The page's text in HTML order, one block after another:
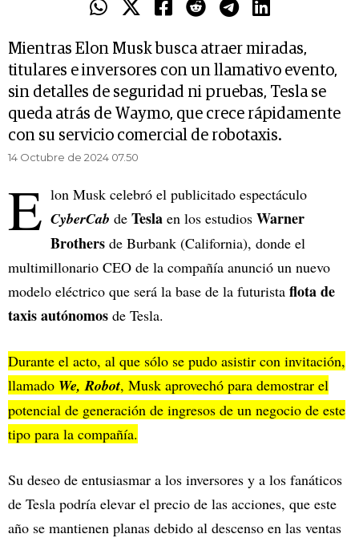
Mientras Elon Musk busca atraer miradas,
titulares e inversores con un llamativo evento,
sin detalles de seguridad ni pruebas, Tesla se
queda atrás de Waymo, que crece rápidamente
con su servicio comercial de robotaxis.
14 Octubre de 2024 07.50
E lon Musk celebró el publicitado espectáculo
CyberCab de Tesla en los estudios Warner
Brothers de Burbank (California), donde el
multimillonario CEO de la compañía anunció un nuevo
modelo eléctrico que será la base de la futurista flota de
taxis autónomos de Tesla.
Durante el acto, al que sólo se pudo asistir con invitación,
llamado We, Robot, Musk aprovechó para demostrar el
potencial de generación de ingresos de un negocio de este
tipo para la compañía.
Su deseo de entusiasmar a los inversores y a los fanáticos
de Tesla podría elevar el precio de las acciones, que este
año se mantienen planas debido al descenso en las ventas